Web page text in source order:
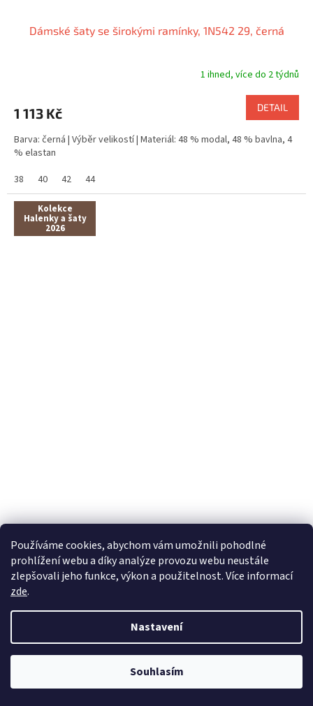
Používáme cookies, abychom vám umožnili pohodlné
prohlížení webu a díky analýze provozu webu neustále
zlepšovali jeho funkce, výkon a použitelnost. Více informací
zde.
Nastavení
Souhlasím
Dámské šaty se širokými ramínky, 1N542 29, černá
1 ihned, více do 2 týdnů
1 113 Kč DETAIL
Barva: černá | Výběr velikostí | Materiál: 48 % modal, 48 % bavlna, 4
% elastan
38
40 42 44
Kolekce
Halenky a šaty
2026
Dámská halenka s krátkým rukávem, 1N399 29, černá
1 ihned, více do 2 týdnů